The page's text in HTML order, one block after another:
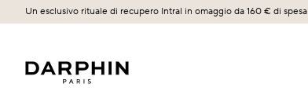
Un esclusivo rituale di recupero Intral in omaggio da 160 € di spesa